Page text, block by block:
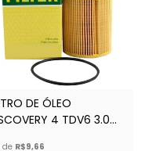
DE ÓLEO
4 TDV6 3.0
de R$9,66